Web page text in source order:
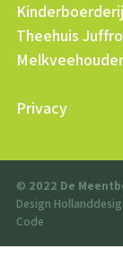
Theehuis
Privacy
© 2022 De
Design
Code